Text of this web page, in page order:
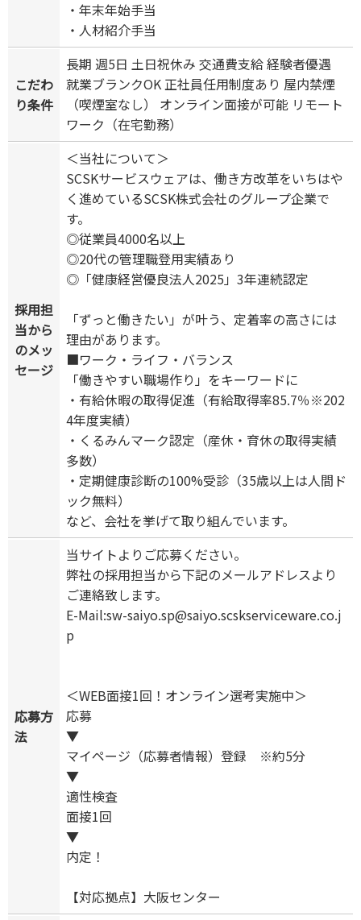
・年末年始手当
・人材紹介手当
こだわ
り条件
長期 週5日 土日祝休み 交通費支給 経験者優遇
就業ブランクOK 正社員任用制度あり 屋内禁煙
（喫煙室なし） オンライン面接が可能 リモート
ワーク（在宅勤務）
採用担
当から
のメッ
セージ
＜当社について＞
SCSKサービスウェアは、働き方改革をいちはや
く進めているSCSK株式会社のグループ企業で
す。
◎従業員4000名以上
◎20代の管理職登用実績あり
◎「健康経営優良法人2025」3年連続認定
「ずっと働きたい」が叶う、定着率の高さには
理由があります。
■ワーク・ライフ・バランス
「働きやすい職場作り」をキーワードに
・有給休暇の取得促進（有給取得率85.7％※202
4年度実績）
・くるみんマーク認定（産休・育休の取得実績
多数）
・定期健康診断の100%受診（35歳以上は人間ド
ック無料）
など、会社を挙げて取り組んでいます。
応募方
法
当サイトよりご応募ください。
弊社の採用担当から下記のメールアドレスより
ご連絡致します。
E-Mail:sw-saiyo.sp@saiyo.scskserviceware.co.j
p
＜WEB面接1回！オンライン選考実施中＞
応募
▼
マイページ（応募者情報）登録 ※約5分
▼
適性検査
面接1回
▼
内定！
【対応拠点】大阪センター